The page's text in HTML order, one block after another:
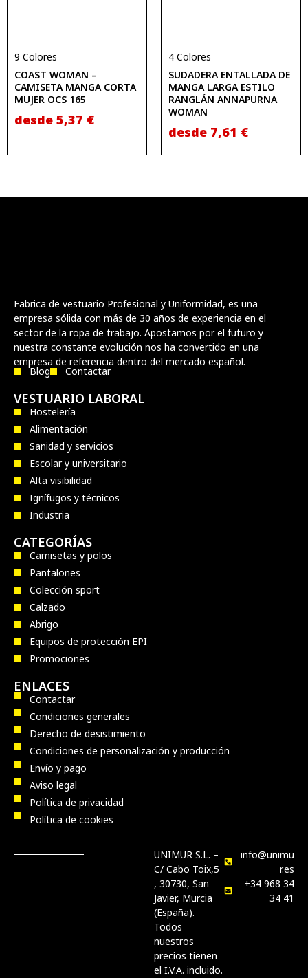
9 Colores
COAST WOMAN –
CAMISETA MANGA CORTA
MUJER OCS 165
desde 5,37 €
4 Colores
SUDADERA ENTALLADA DE
MANGA LARGA ESTILO
RANGLÁN ANNAPURNA
WOMAN
desde 7,61 €
Fabrica de vestuario Profesional y Uniformidad, es una
empresa sólida con más de 30 años de experiencia en el
sector de la ropa de trabajo. Apostamos por el futuro y
nuestra constante evolución nos ha convertido en una
empresa de referencia dentro del mercado español.
Blog Contactar
VESTUARIO LABORAL
Hostelería
Alimentación
Sanidad y servicios
Escolar y universitario
Alta visibilidad
Ignífugos y técnicos
Industria
CATEGORÍAS
Camisetas y polos
Pantalones
Colección sport
Calzado
Abrigo
Equipos de protección EPI
Promociones
ENLACES
Contactar
Condiciones generales
Derecho de desistimiento
Condiciones de personalización y producción
Envío y pago
Aviso legal
Política de privacidad
Política de cookies
UNIMUR S.L. –
C/ Cabo Toix,5
, 30730, San
Javier, Murcia
(España).
Todos
nuestros
precios tienen
el I.V.A. incluido.
info@unimu
r.es
+34 968 34
34 41